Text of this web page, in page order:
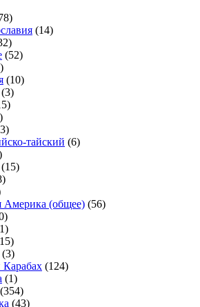
(14)
(52)
(10)
(3)
тайский (6)
(15)
Америка (общее) (56)
(3)
(124)
(1)
(354)
(43)